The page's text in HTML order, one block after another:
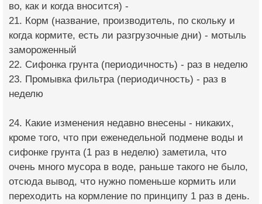
во, как и когда вносится) -
21. Корм (название, производитель, по скольку и
когда кормите, есть ли разгрузочные дни) - мотыль
замороженный
22. Сифонка грунта (периодичность) - раз в неделю
23. Промывка фильтра (периодичность) - раз в
неделю
24. Какие изменения недавно внесены - никаких,
кроме того, что при еженедельной подмене воды и
сифонке грунта (1 раз в неделю) заметила, что
очень много мусора в воде, раньше такого не было,
отсюда вывод, что нужно поменьше кормить или
переходить на кормление по принципу 1 раз в день.